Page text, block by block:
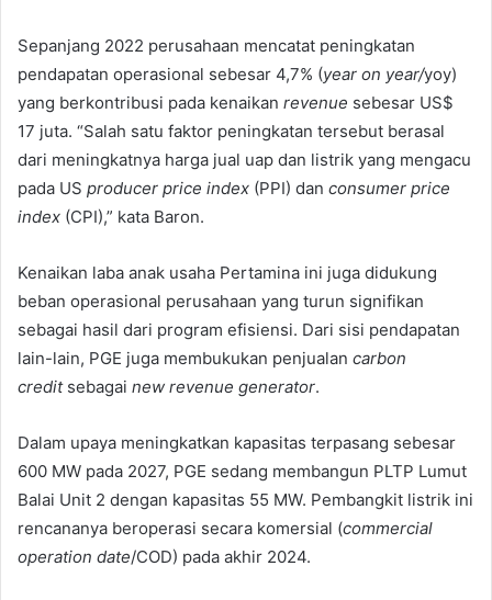
Sepanjang 2022 perusahaan mencatat peningkatan
pendapatan operasional sebesar 4,7% (year on year/yoy)
yang berkontribusi pada kenaikan revenue sebesar US$
17 juta. “Salah satu faktor peningkatan tersebut berasal
dari meningkatnya harga jual uap dan listrik yang mengacu
pada US producer price index (PPI) dan consumer price
index (CPI),” kata Baron.
Kenaikan laba anak usaha Pertamina ini juga didukung
beban operasional perusahaan yang turun signifikan
sebagai hasil dari program efisiensi. Dari sisi pendapatan
lain-lain, PGE juga membukukan penjualan carbon
creditsebagai new revenue generator.
Dalam upaya meningkatkan kapasitas terpasang sebesar
600 MW pada 2027, PGE sedang membangun PLTP Lumut
Balai Unit 2 dengan kapasitas 55 MW. Pembangkit listrik ini
rencananya beroperasi secara komersial (commercial
operation date/COD) pada akhir 2024.